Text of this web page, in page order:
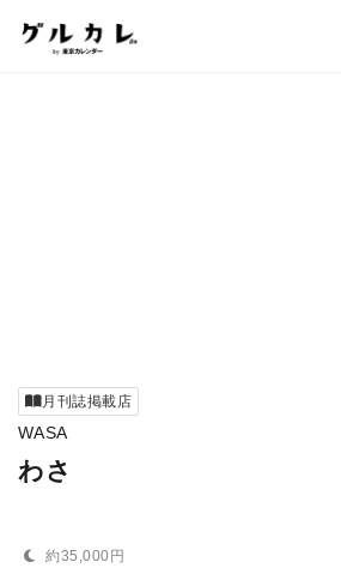
月刊誌掲載店
WASA
わさ
約35,000円